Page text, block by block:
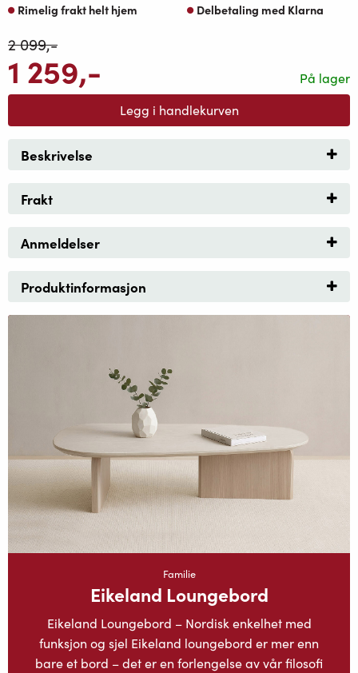
Rimelig frakt helt hjem
Delbetaling med Klarna
På lager
2 099,-
1 259,-
Legg i handlekurven
Beskrivelse
Frakt
Anmeldelser
Produktinformasjon
Familie
Eikeland Loungebord
Eikeland Loungebord – Nordisk enkelhet med
funksjon og sjel Eikeland loungebord er mer enn
bare et bord – det er en forlengelse av vår filosofi